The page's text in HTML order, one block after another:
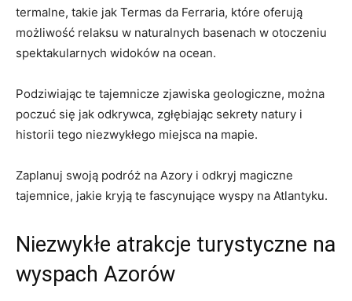
termalne, takie jak Termas da Ferraria, które oferują
możliwość relaksu w naturalnych basenach w otoczeniu
spektakularnych widoków na ocean.
Podziwiając te tajemnicze zjawiska geologiczne, można
poczuć się jak odkrywca, zgłębiając sekrety natury i
historii tego niezwykłego miejsca na mapie.
Zaplanuj swoją podróż na Azory i odkryj magiczne
tajemnice, jakie kryją te fascynujące wyspy na Atlantyku.
Niezwykłe atrakcje turystyczne na
wyspach Azorów